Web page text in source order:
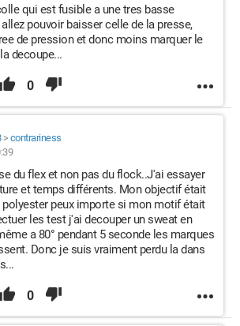
qui est fusible a une tres basse
pouvoir baisser celle de la presse,
de pression et donc moins marquer le
decoupe...
0
> contrariness
du flex et non pas du flock..J'ai essayer
et temps différents. Mon objectif était
polyester peux importe si mon motif était
les test j'ai decouper un sweat en
a 80° pendant 5 seconde les marques
Donc je suis vraiment perdu la dans
0